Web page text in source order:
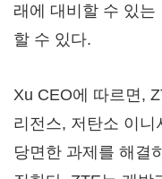
래에 대비할 수 있
할 수 있다.
Xu CEO에 따르면,
리전스, 저탄소 이니
당면한 과제를 해결